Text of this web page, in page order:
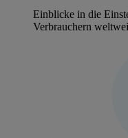
Einblicke in die
Verbrauchern